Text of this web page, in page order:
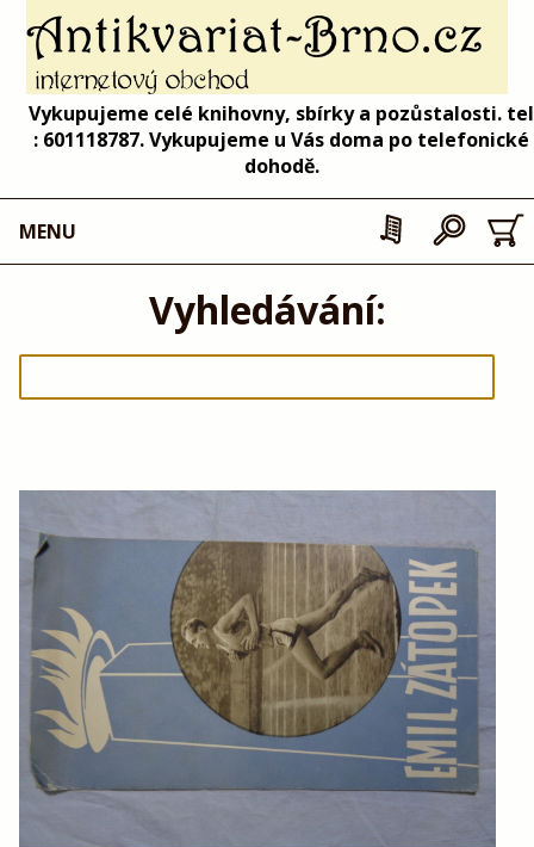
Vykupujeme celé knihovny, sbírky a pozůstalosti. tel
: 601118787. Vykupujeme u Vás doma po telefonické
dohodě.
MENU
Vyhledávání: